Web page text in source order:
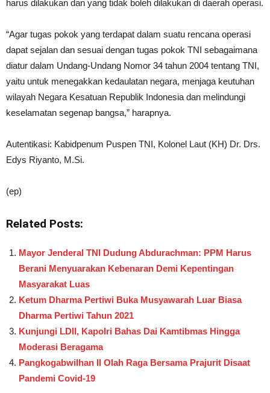
harus dilakukan dan yang tidak boleh dilakukan di daerah operasi.
“Agar tugas pokok yang terdapat dalam suatu rencana operasi
dapat sejalan dan sesuai dengan tugas pokok TNI sebagaimana
diatur dalam Undang-Undang Nomor 34 tahun 2004 tentang TNI,
yaitu untuk menegakkan kedaulatan negara, menjaga keutuhan
wilayah Negara Kesatuan Republik Indonesia dan melindungi
keselamatan segenap bangsa,” harapnya.
Autentikasi: Kabidpenum Puspen TNI, Kolonel Laut (KH) Dr. Drs.
Edys Riyanto, M.Si.
(ep)
Related Posts:
Mayor Jenderal TNI Dudung Abdurachman: PPM Harus
Berani Menyuarakan Kebenaran Demi Kepentingan
Masyarakat Luas
Ketum Dharma Pertiwi Buka Musyawarah Luar Biasa
Dharma Pertiwi Tahun 2021
Kunjungi LDII, Kapolri Bahas Dai Kamtibmas Hingga
Moderasi Beragama
Pangkogabwilhan II Olah Raga Bersama Prajurit Disaat
Pandemi Covid-19